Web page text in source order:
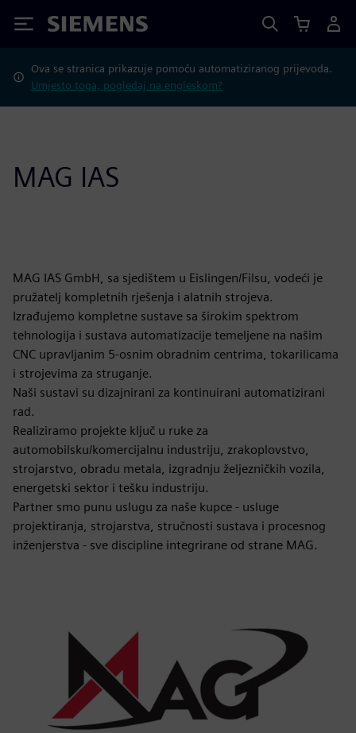
Siemens
Ova se stranica prikazuje pomoću automatiziranog prijevoda.
Umjesto toga, pogledaj na engleskom?
MAG IAS
MAG IAS GmbH, sa sjedištem u Eislingen/Filsu, vodeći je
pružatelj kompletnih rješenja i alatnih strojeva.
Izrađujemo kompletne sustave sa širokim spektrom
tehnologija i sustava automatizacije temeljene na našim
CNC upravljanim 5-osnim obradnim centrima, tokarilicama
i strojevima za struganje.
Naši sustavi su dizajnirani za kontinuirani automatizirani
rad.
Realiziramo projekte ključ u ruke za
automobilsku/komercijalnu industriju, zrakoplovstvo,
strojarstvo, obradu metala, izgradnju željezničkih vozila,
energetski sektor i tešku industriju.
Partner smo punu uslugu za naše kupce - usluge
projektiranja, strojarstva, stručnosti sustava i procesnog
inženjerstva - sve discipline integrirane od strane MAG.